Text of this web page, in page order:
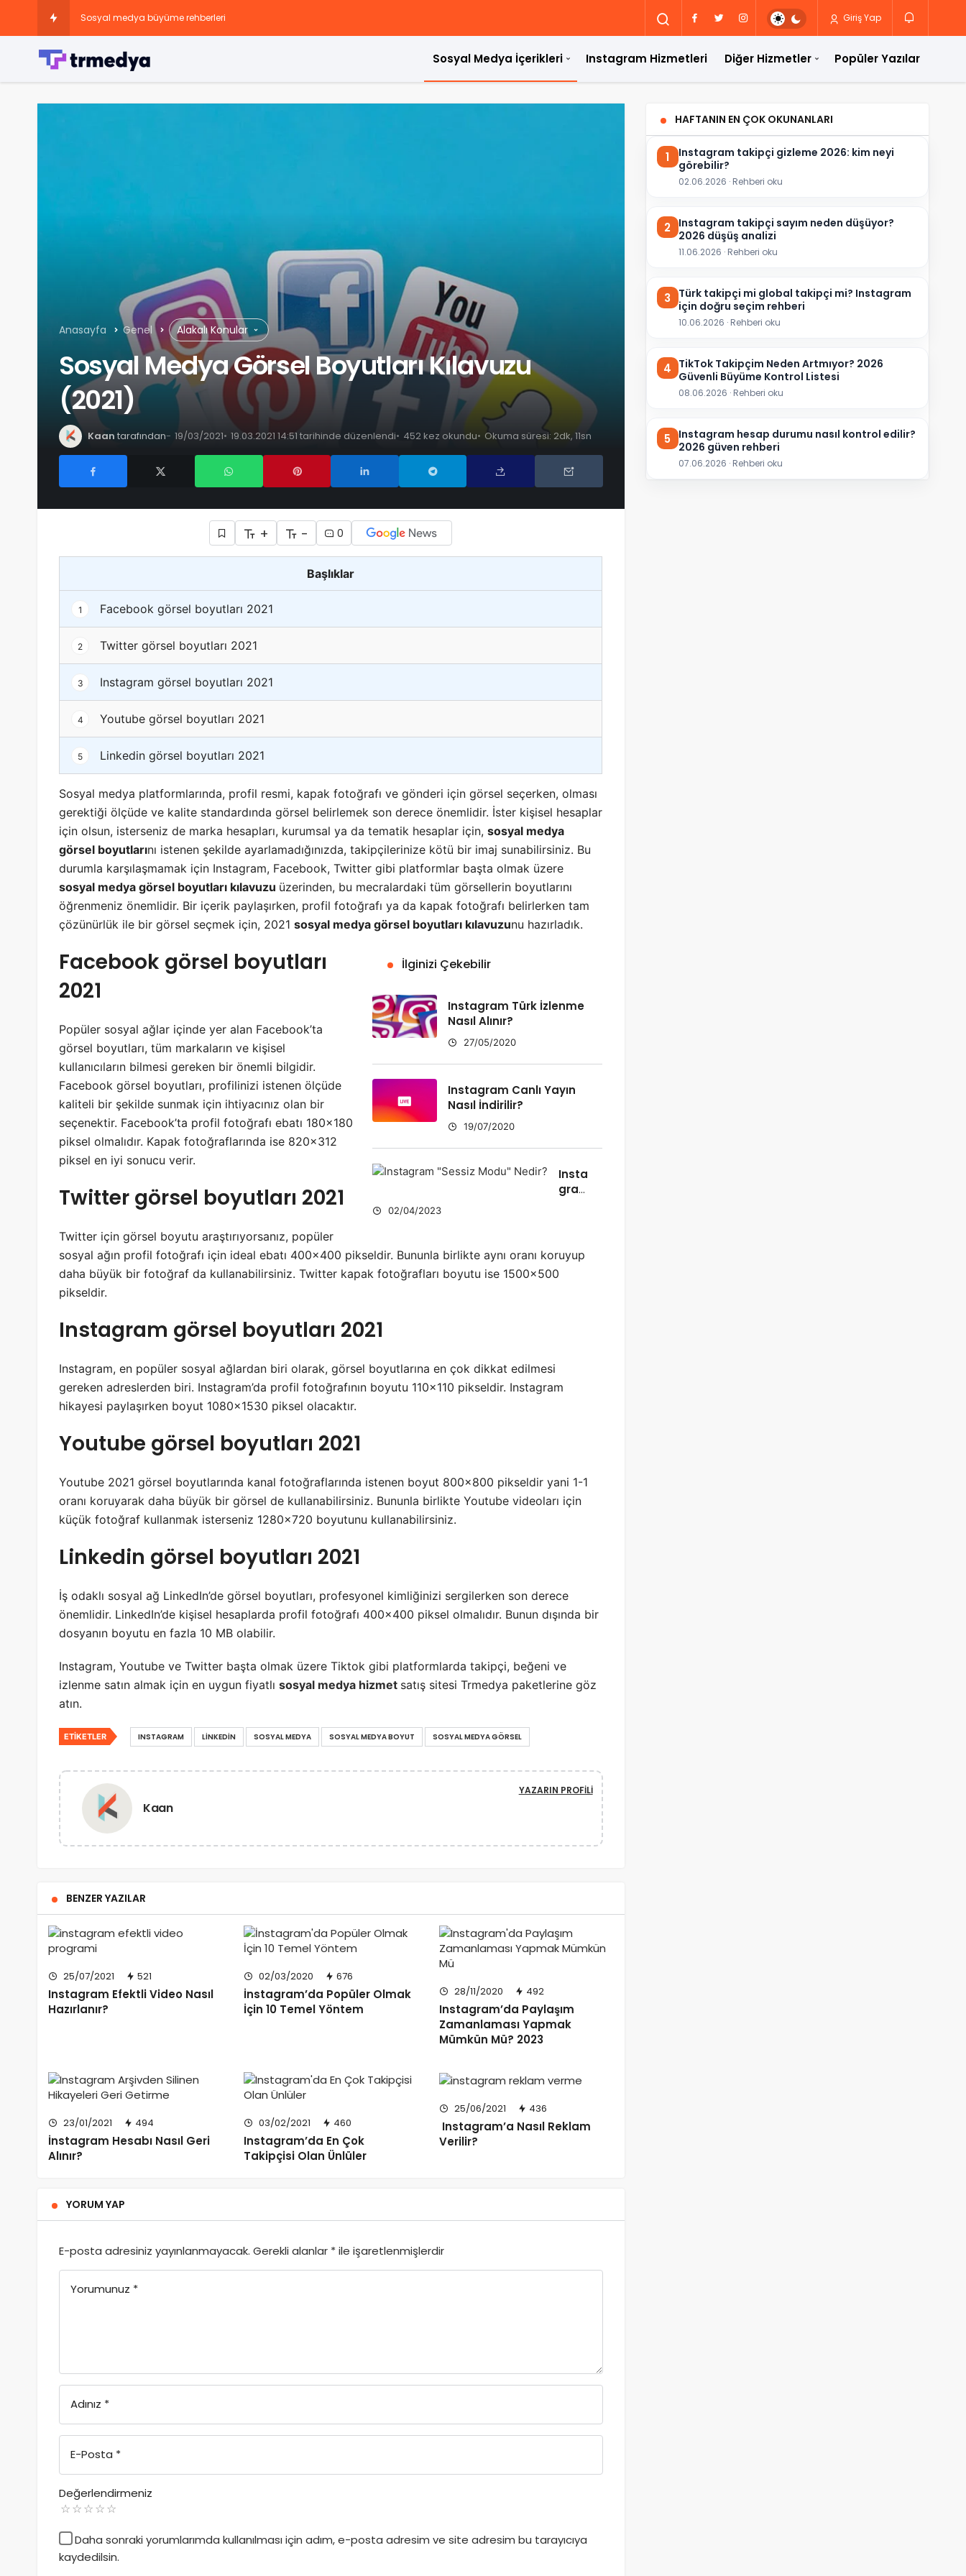
Sosyal medya büyüme rehberleri Giriş Yap
Sosyal Medya İçerikleri Instagram Hizmetleri Diğer Hizmetler Popüler Yazılar
Anasayfa Genel Alakalı Konular
Sosyal Medya Görsel Boyutları Kılavuzu
(2021)
Kaan tarafından 19/03/2021 19.03.2021 14:51 tarihinde düzenlendi 452 kez okundu Okuma süresi: 2dk, 11sn
+ - 0
Başlıklar
1 Facebook görsel boyutları 2021
2 Twitter görsel boyutları 2021
3 Instagram görsel boyutları 2021
4 Youtube görsel boyutları 2021
5 Linkedin görsel boyutları 2021
Sosyal medya platformlarında, profil resmi, kapak fotoğrafı ve gönderi için görsel seçerken, olması
gerektiği ölçüde ve kalite standardında görsel belirlemek son derece önemlidir. İster kişisel hesaplar
için olsun, isterseniz de marka hesapları, kurumsal ya da tematik hesaplar için, sosyal medya
görsel boyutlarını istenen şekilde ayarlamadığınızda, takipçilerinize kötü bir imaj sunabilirsiniz. Bu
durumla karşılaşmamak için Instagram, Facebook, Twitter gibi platformlar başta olmak üzere
sosyal medya görsel boyutları kılavuzu üzerinden, bu mecralardaki tüm görsellerin boyutlarını
öğrenmeniz önemlidir. Bir içerik paylaşırken, profil fotoğrafı ya da kapak fotoğrafı belirlerken tam
çözünürlük ile bir görsel seçmek için, 2021 sosyal medya görsel boyutları kılavuzunu hazırladık.
İlginizi Çekebilir
Instagram Türk İzlenme
Nasıl Alınır?
27/05/2020
Instagram Canlı Yayın
Nasıl İndirilir?
19/07/2020
Insta
gra
Mod
u”
Nedi
02/04/2023
Facebook görsel boyutları
2021
Popüler sosyal ağlar içinde yer alan Facebook’ta
görsel boyutları, tüm markaların ve kişisel
kullanıcıların bilmesi gereken bir önemli bilgidir.
Facebook görsel boyutları, profilinizi istenen ölçüde
kaliteli bir şekilde sunmak için ihtiyacınız olan bir
seçenektir. Facebook’ta profil fotoğrafı ebatı 180×180
piksel olmalıdır. Kapak fotoğraflarında ise 820×312
piksel en iyi sonucu verir.
Twitter görsel boyutları 2021
Twitter için görsel boyutu araştırıyorsanız, popüler
sosyal ağın profil fotoğrafı için ideal ebatı 400×400 pikseldir. Bununla birlikte aynı oranı koruyup
daha büyük bir fotoğraf da kullanabilirsiniz. Twitter kapak fotoğrafları boyutu ise 1500×500
pikseldir.
Instagram görsel boyutları 2021
Instagram, en popüler sosyal ağlardan biri olarak, görsel boyutlarına en çok dikkat edilmesi
gereken adreslerden biri. Instagram’da profil fotoğrafının boyutu 110×110 pikseldir. Instagram
hikayesi paylaşırken boyut 1080×1530 piksel olacaktır.
Youtube görsel boyutları 2021
Youtube 2021 görsel boyutlarında kanal fotoğraflarında istenen boyut 800×800 pikseldir yani 1-1
oranı koruyarak daha büyük bir görsel de kullanabilirsiniz. Bununla birlikte Youtube videoları için
küçük fotoğraf kullanmak isterseniz 1280×720 boyutunu kullanabilirsiniz.
Linkedin görsel boyutları 2021
İş odaklı sosyal ağ LinkedIn’de görsel boyutları, profesyonel kimliğinizi sergilerken son derece
önemlidir. LinkedIn’de kişisel hesaplarda profil fotoğrafı 400×400 piksel olmalıdır. Bunun dışında bir
dosyanın boyutu en fazla 10 MB olabilir.
Instagram, Youtube ve Twitter başta olmak üzere Tiktok gibi platformlarda takipçi, beğeni ve
izlenme satın almak için en uygun fiyatlı sosyal medya hizmet satış sitesi Trmedya paketlerine göz
atın.
ETIKETLER INSTAGRAM LINKEDIN SOSYAL MEDYA SOSYAL MEDYA BOYUT SOSYAL MEDYA GÖRSEL
Kaan
YAZARIN PROFILI
BENZER YAZILAR
25/07/2021 521
Instagram Efektli Video Nasıl
Hazırlanır?
02/03/2020 676
İnstagram’da Popüler Olmak
İçin 10 Temel Yöntem
28/11/2020 492
Instagram’da Paylaşım
Zamanlaması Yapmak
Mümkün Mü? 2023
23/01/2021 494
İnstagram Hesabı Nasıl Geri
Alınır?
03/02/2021 460
Instagram’da En Çok
Takipçisi Olan Ünlüler
25/06/2021 436
Instagram’a Nasıl Reklam
Verilir?
YORUM YAP
E-posta adresiniz yayınlanmayacak. Gerekli alanlar *ile işaretlenmişlerdir
Yorumunuz *
Adınız *
E-Posta *
Değerlendirmeniz
Daha sonraki yorumlarımda kullanılması için adım, e-posta adresim ve site adresim bu tarayıcıya
kaydedilsin.
HAFTANIN EN ÇOK OKUNANLARI
1
Instagram takipçi gizleme 2026: kim neyi
görebilir?
02.06.2026 · Rehberi oku
2 Instagram takipçi sayım neden düşüyor?
2026 düşüş analizi
11.06.2026 · Rehberi oku
3 Türk takipçi mi global takipçi mi? Instagram
için doğru seçim rehberi
10.06.2026 · Rehberi oku
4 TikTok Takipçim Neden Artmıyor? 2026
Güvenli Büyüme Kontrol Listesi
08.06.2026 · Rehberi oku
5 Instagram hesap durumu nasıl kontrol edilir?
2026 güven rehberi
07.06.2026 · Rehberi oku